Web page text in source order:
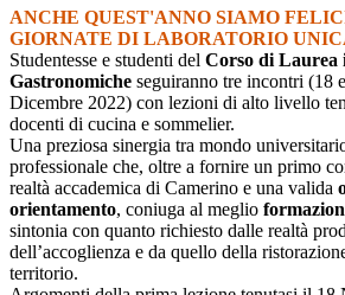
ANCHE QUEST'ANNO SIAMO
GIORNATE DI LABORATORIO
Studentesse e studenti del Corso di Laurea
Gastronomiche seguiranno tre incontri (18
Dicembre 2022) con lezioni di alto livello
docenti di cucina e sommelier.
Una preziosa sinergia tra mondo
professionale che, oltre a fornire un primo
realtà accademica di Camerino e una valida
orientamento, coniuga al meglio
sintonia con quanto richiesto dalle realtà
dell’accoglienza e da quello della
territorio.